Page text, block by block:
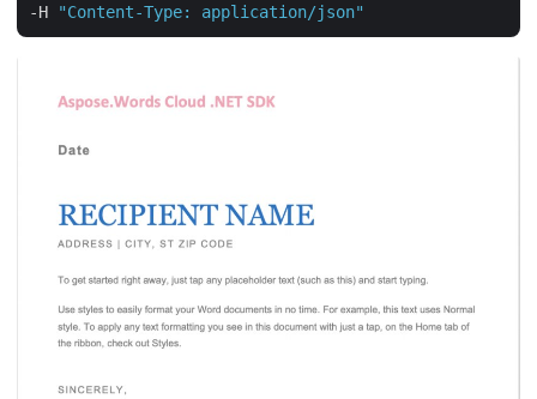
-H
"Content-Type: application/json"